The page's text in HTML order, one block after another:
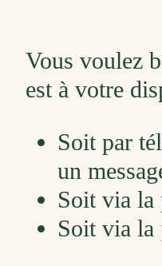
Vous voulez
est à votre
Soit par
un
Soit via la
Soit via la